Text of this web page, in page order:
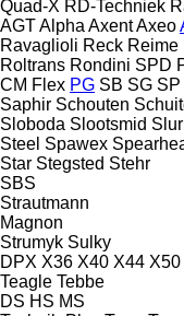
Quad-X RD-Techniek
AGTAlpha AxentAxeo
Ravaglioli Reck Reime
Roltrans Rondini SPD
CM Flex PG SB SG SP
Saphir Schouten
Sloboda Slootsmid
Steel Spawex
Star Stegsted Stehr
SBS
Strautmann
Magnon
Strumyk Sulky
DPX X36 X40 X44 X50
Teagle Tebbe
DS HS MS